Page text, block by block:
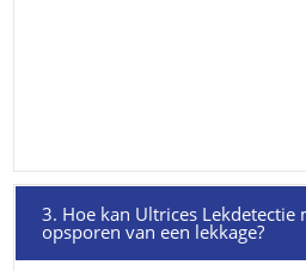
3. Hoe kan Ultrices
opsporen van een lekkage?